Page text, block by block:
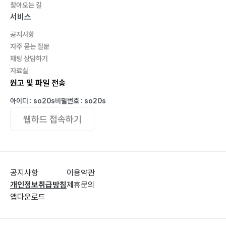
Experience in Childhood 망담피단 미시기장)… 64
024. 친구와 우정 (Friends and Friendship 신사가복
기욕난량)… 66
025. 동료와 소속감 (Coworkers and sense of
belonging 묵비사염 시찬고양)… 68
026. 잡념과 성현 (Every thoughts and The sages 경
027. 얼굴과 정결한 몸단장 (A clean body and face
덕건명립 형단표정)… 72
patience, will it be what it is? 화인악적 복연선경)…
76
찾아오는 길
서비스
공지사항
자주 묻는 질문
채팅 상담하기
자료실
원고 및 파일 전송
아이디 : so20s비밀번호 : so20s
웹하드 접속하기
공지사항
개인정보취급방침
앱다운로드
이용약관
제휴문의